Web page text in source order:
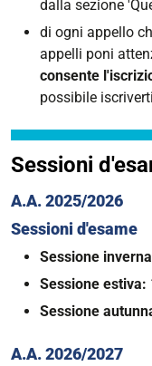
dalla sezione
di ogni appello
appelli poni
consente
possibile
Sessioni
A.A. 2025/2026
Sessioni d'esame
Sessione
Sessione estiva:
Sessione
A.A. 2026/2027